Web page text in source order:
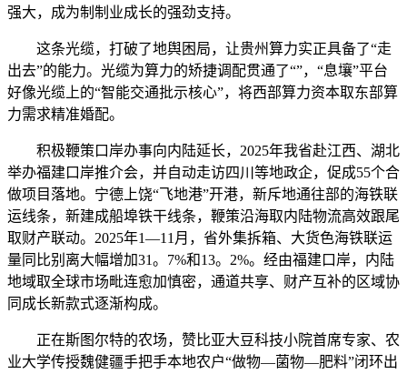
强大，成为制制业成长的强劲支持。
这条光缆，打破了地舆困局，让贵州算力实正具备了“走
出去”的能力。光缆为算力的矫捷调配贯通了“”，“息壤”平台
好像光缆上的“智能交通批示核心”，将西部算力资本取东部算
力需求精准婚配。
积极鞭策口岸办事向内陆延长，2025年我省赴江西、湖北
举办福建口岸推介会，并自动走访四川等地政企，促成55个合
做项目落地。宁德上饶“飞地港”开港，新斥地通往部的海铁联
运线条，新建成船埠铁干线条，鞭策沿海取内陆物流高效跟尾
取财产联动。2025年1—11月，省外集拆箱、大货色海铁联运
量同比别离大幅增加31。7%和13。2%。经由福建口岸，内陆
地域取全球市场毗连愈加慎密，通道共享、财产互补的区域协
同成长新款式逐渐构成。
正在斯图尔特的农场，赞比亚大豆科技小院首席专家、农
业大学传授魏健疆手把手本地农户“做物—菌物—肥料”闭环出